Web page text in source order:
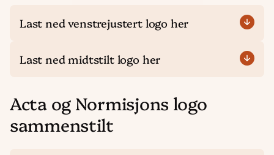
Last ned venstrejustert logo her
Last ned midtstilt logo her
Acta og Normisjons logo
sammenstilt